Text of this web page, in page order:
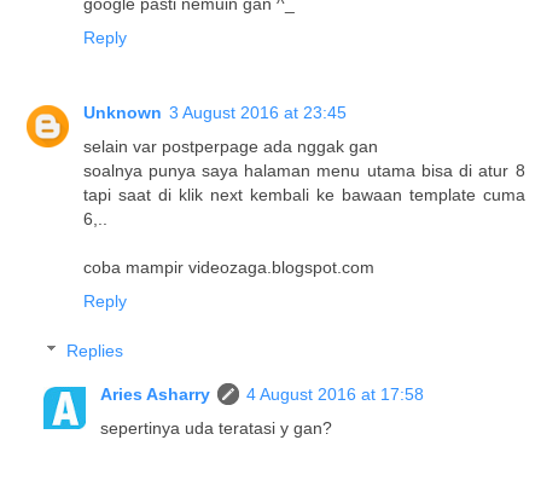
Reply
Unknown 3 August 2016 at 23:45
selain var postperpage ada nggak gan
soalnya punya saya halaman menu utama bisa di atur 8
tapi saat di klik next kembali ke bawaan template cuma
6,..
coba mampir videozaga.blogspot.com
Reply
Replies
Aries Asharry
4 August 2016 at 17:58
sepertinya uda teratasi y gan?